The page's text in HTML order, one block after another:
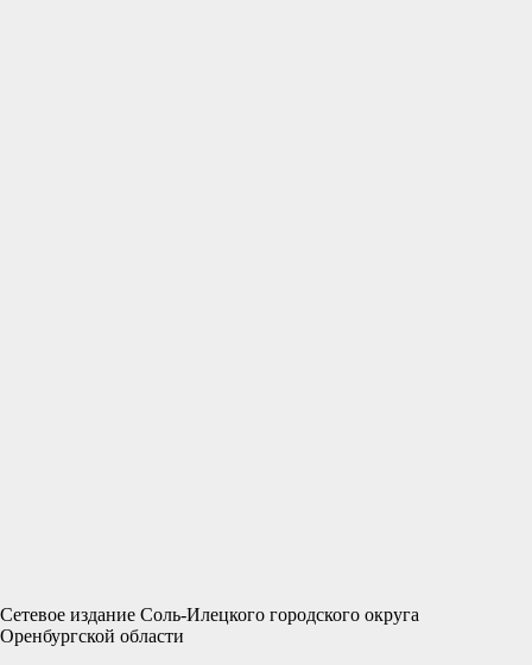
Сетевое издание Соль-Илецкого городского округа
Оренбургской области